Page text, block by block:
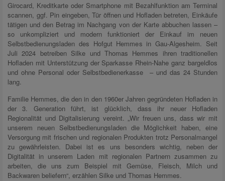
Girocard, Kreditkarte oder Smartphone mit Bezahlfunktion am Terminal
scannen, ggf. Pin eingeben, Tür öffnen und Hofladen betreten, Einkäufe
tätigen und den Betrag im Nachgang von der Karte abbuchen lassen –
so unkompliziert und modern funktioniert der Einkauf im neuen
Selbstbedienungsladen des Hofgut Hemmes in Gau-Algesheim. Seit
Juli 2024 betreiben Silke und Thomas Hemmes ihren traditionellen
Hofladen mit Unterstützung der Sparkasse Rhein-Nahe ganz bargeldlos
und ohne Personal oder Selbstbedienerkasse – und das 24 Stunden
lang.
Familie Hemmes, die den in den 1960er Jahren gegründeten Hofladen in
der 3. Generation führt, ist glücklich, dass ihr neuer Hofladen
Regionalität und Digitalisierung vereint. „Wir freuen uns, dass wir mit
unserem neuen Selbstbedienungsladen die Möglichkeit haben, eine
Versorgung mit frischen und regionalen Produkten trotz Personalmangel
zu gewährleisten. Dabei ist es uns besonders wichtig, neben der
Digitalität in unserem Laden mit regionalen Partnern zusammen zu
arbeiten, die uns zum Beispiel mit Gemüse, Fleisch, Milch und
Backwaren beliefern“, erzählen Silke und Thomas Hemmes.